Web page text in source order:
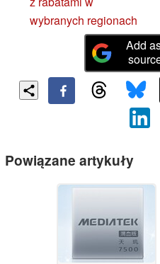
wybranych regionach
Add
Powiązane artykuły